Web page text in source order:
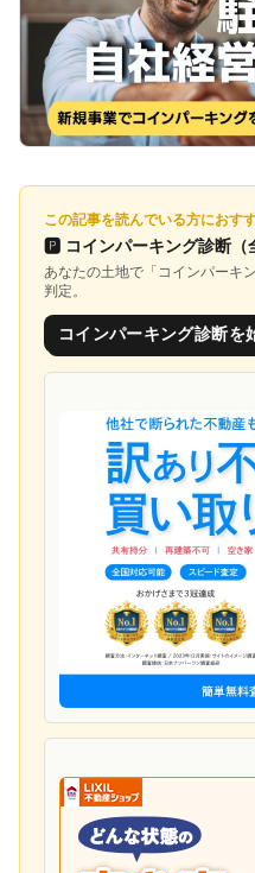
この記事を読んでいる方におす
🅿️ コインパーキング診断
あなたの土地で「コインパーキ
判定。
コインパーキング診断を